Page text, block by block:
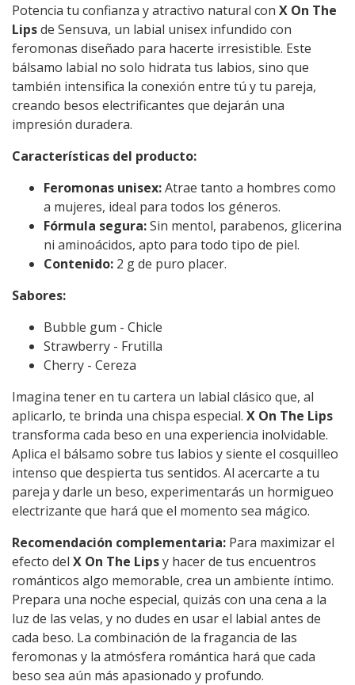
Potencia tu confianza y atractivo natural con X On The
Lipsde Sensuva, un labial unisex infundido con
feromonas diseñado para hacerte irresistible. Este
bálsamo labial no solo hidrata tus labios, sino que
también intensifica la conexión entre tú y tu pareja,
creando besos electrificantes que dejarán una
impresión duradera.
Características del producto:
Feromonas unisex:Atrae tanto a hombres como
a mujeres, ideal para todos los géneros.
Fórmula segura:Sin mentol, parabenos, glicerina
ni aminoácidos, apto para todo tipo de piel.
Contenido: 2 g de puro placer.
Sabores:
Bubble gum - Chicle
Strawberry - Frutilla
Cherry - Cereza
Imagina tener en tu cartera un labial clásico que, al
aplicarlo, te brinda una chispa especial. X On The Lips
transforma cada beso en una experiencia inolvidable.
Aplica el bálsamo sobre tus labios y siente el cosquilleo
intenso que despierta tus sentidos. Al acercarte a tu
pareja y darle un beso, experimentarás un hormigueo
electrizante que hará que el momento sea mágico.
Recomendación complementaria: Para maximizar el
efecto del X On The Lipsy hacer de tus encuentros
románticos algo memorable, crea un ambiente íntimo.
Prepara una noche especial, quizás con una cena a la
luz de las velas, y no dudes en usar el labial antes de
cada beso. La combinación de la fragancia de las
feromonas y la atmósfera romántica hará que cada
beso sea aún más apasionado y profundo.